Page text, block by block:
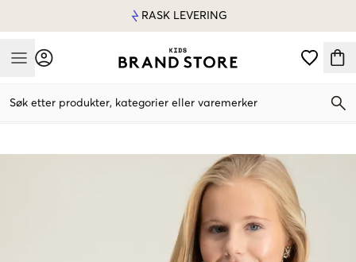
RASK LEVERING
Mobile Menu
Søk etter produkter, kategorier eller varemerker